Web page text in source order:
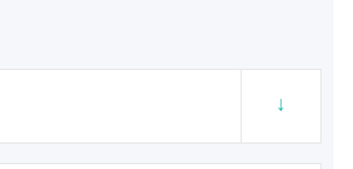
↓